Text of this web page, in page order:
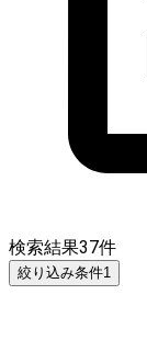
検索結果37件
絞り込み条件1